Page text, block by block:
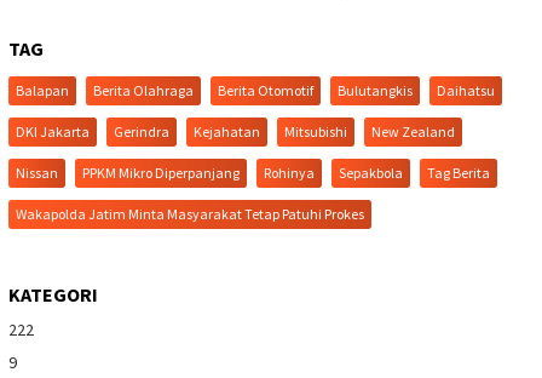
TAG
Balapan Berita Olahraga Berita Otomotif Bulutangkis Daihatsu
DKI Jakarta Gerindra Kejahatan Mitsubishi New Zealand
Nissan PPKM Mikro Diperpanjang Rohinya Sepakbola Tag Berita
Wakapolda Jatim Minta Masyarakat Tetap Patuhi Prokes
KATEGORI
222
9